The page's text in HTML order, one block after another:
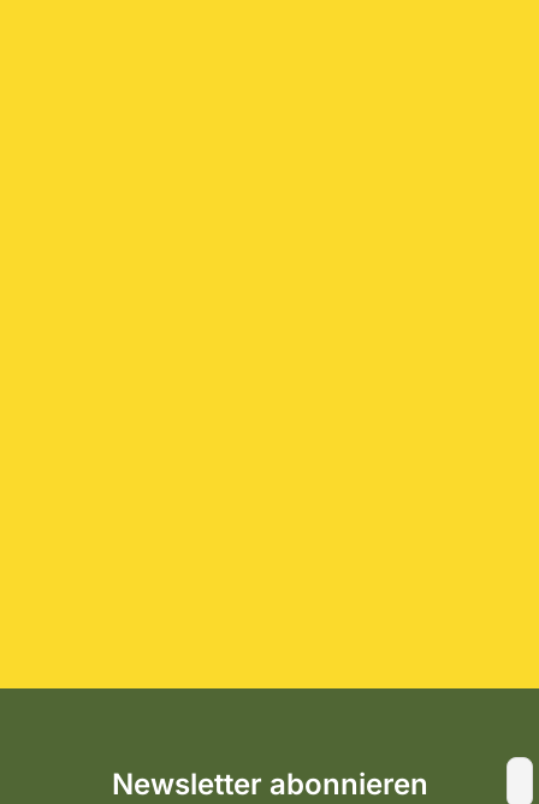
Newsletter abonnieren